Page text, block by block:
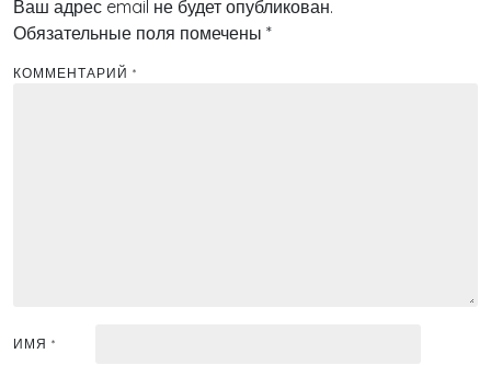
Ваш адрес email не будет опубликован.
Обязательные поля помечены *
КОММЕНТАРИЙ *
ИМЯ *